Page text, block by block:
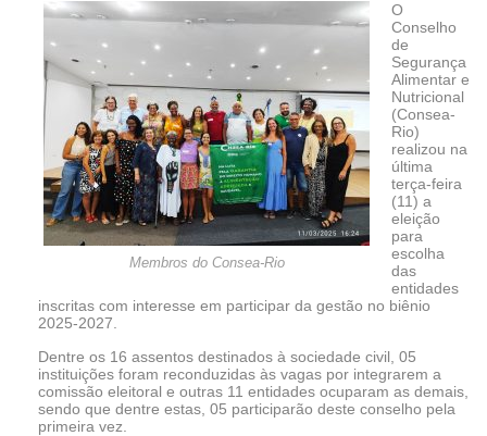
Membros do Consea-Rio
O
Conselho
de
Segurança
Alimentar e
Nutricional
(Consea-
Rio)
realizou na
última
terça-feira
(11) a
eleição
para
escolha
das
entidades
inscritas com interesse em participar da gestão no biênio
2025-2027.
Dentre os 16 assentos destinados à sociedade civil, 05
instituições foram reconduzidas às vagas por integrarem a
comissão eleitoral e outras 11 entidades ocuparam as demais,
sendo que dentre estas, 05 participarão deste conselho pela
primeira vez.